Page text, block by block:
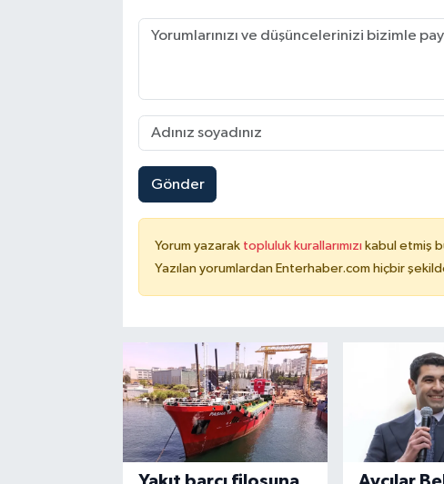
Gönder
Yorum yazarak topluluk kurallarımızı kabul etmiş
Yazılan yorumlardan Enterhaber.com hiçbir